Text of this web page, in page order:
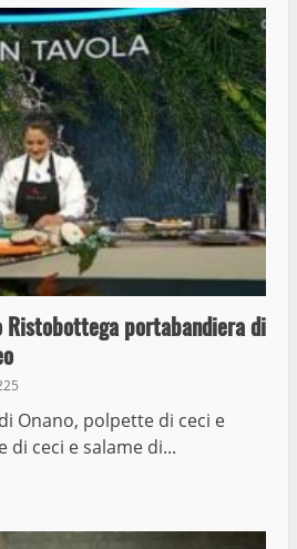
Ristobottega portabandiera di
Onano, polpette di ceci e
di ceci e salame di...